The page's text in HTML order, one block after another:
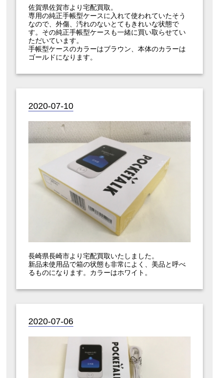
佐賀県佐賀市より宅配買取。
専用の純正手帳型ケースに入れて使われていたそう
なので、外傷、汚れのないとてもきれいな状態で
す。その純正手帳型ケースも一緒に買い取らせてい
ただいています。
手帳型ケースのカラーはブラウン、本体のカラーは
ゴールドになります。
2020-07-10
長崎県長崎市より宅配買取いたしました。
新品未使用品で箱の状態も非常によく、美品と呼べ
るものになります。カラーはホワイト。
2020-07-06